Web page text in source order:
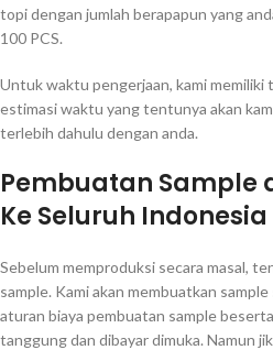
topi dengan jumlah berapapun yang
100 PCS.
Untuk waktu pengerjaan, kami
estimasi waktu yang tentunya akan
terlebih dahulu dengan anda.
Pembuatan Sample
Ke Seluruh Indonesia
Sebelum memproduksi secara masal,
sample. Kami akan membuatkan
aturan biaya pembuatan sample
tanggung dan dibayar dimuka. Namun